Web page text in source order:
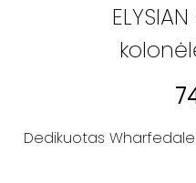
Dedikuotas